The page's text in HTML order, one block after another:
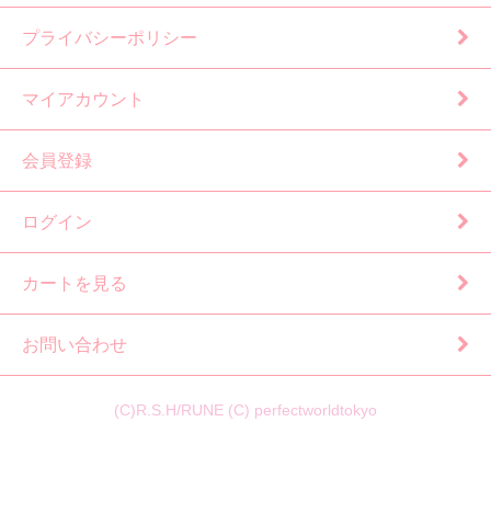
プライバシーポリシー
マイアカウント
会員登録
ログイン
カートを見る
お問い合わせ
(C)R.S.H/RUNE (C) perfectworldtokyo